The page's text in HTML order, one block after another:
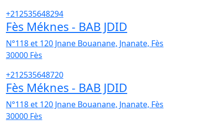
+212535648294
Fès Méknes - BAB JDID
N°118 et 120 Jnane Bouanane, Jnanate, Fès
30000 Fès
+212535648720
Fès Méknes - BAB JDID
N°118 et 120 Jnane Bouanane, Jnanate, Fès
30000 Fès